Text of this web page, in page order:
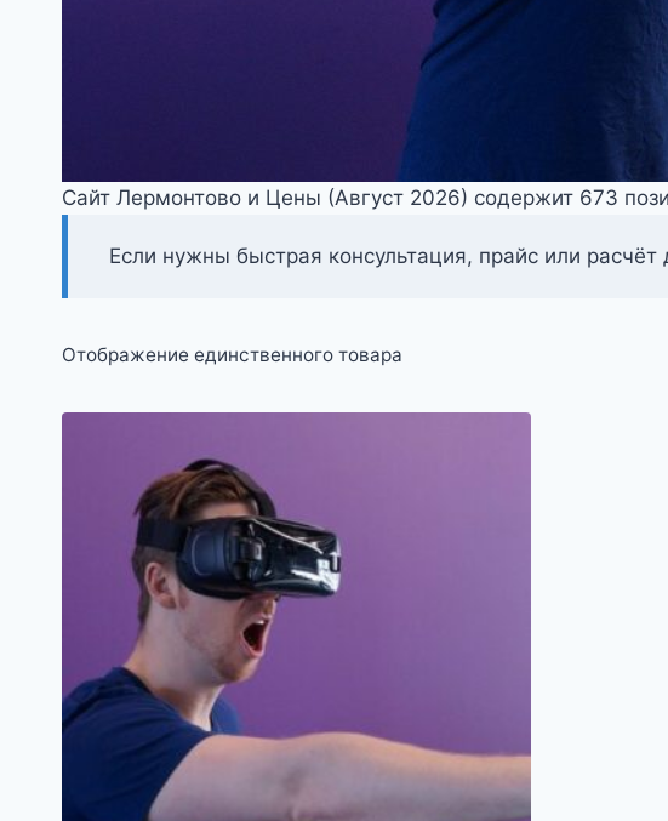
Сайт Лермонтово и Цены (Август 2026) содержит 673
Если нужны быстрая консультация, прайс или расчёт
Отображение единственного товара